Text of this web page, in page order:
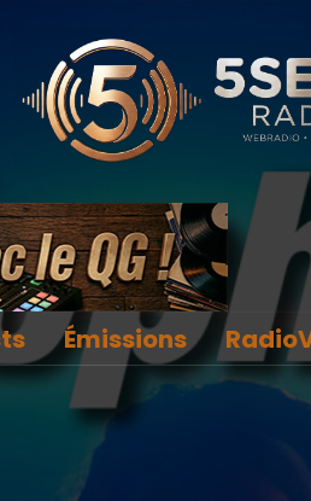
Émissions